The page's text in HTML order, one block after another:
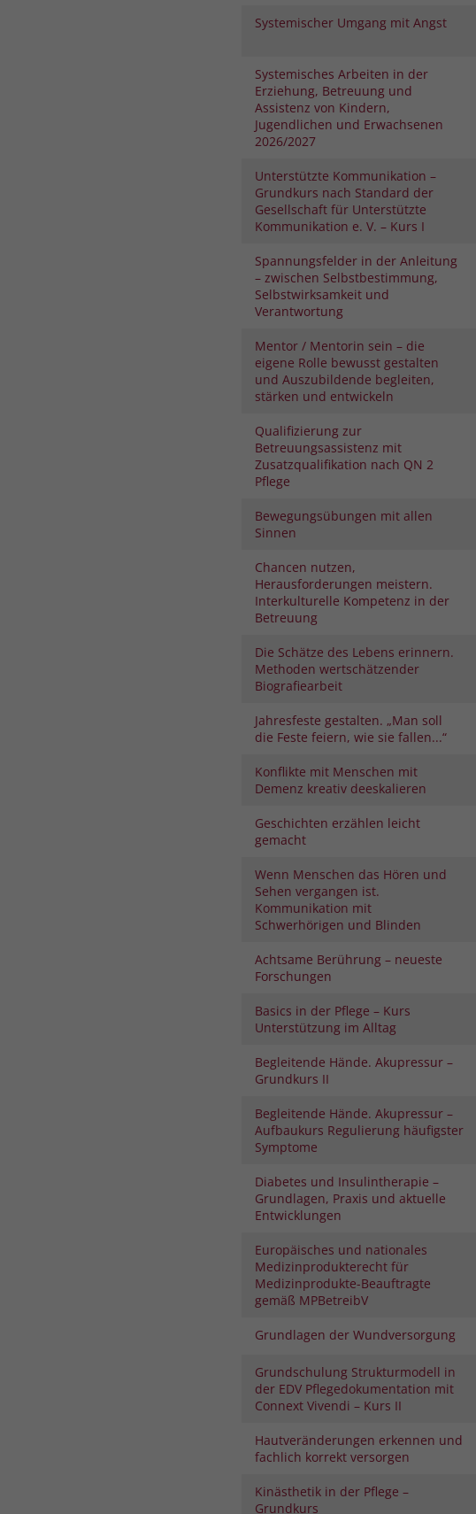
Systemischer Umgang mit Angst
Systemisches Arbeiten in der
Erziehung, Betreuung und
Assistenz von Kindern,
Jugendlichen und Erwachsenen
2026/2027
Unterstützte Kommunikation –
Grundkurs nach Standard der
Gesellschaft für Unterstützte
Kommunikation e. V. – Kurs I
Spannungsfelder in der Anleitung
– zwischen Selbstbestimmung,
Selbstwirksamkeit und
Verantwortung
Mentor / Mentorin sein – die
eigene Rolle bewusst gestalten
und Auszubildende begleiten,
stärken und entwickeln
Qualifizierung zur
Betreuungsassistenz mit
Zusatzqualifikation nach QN 2
Pflege
Bewegungsübungen mit allen
Sinnen
Chancen nutzen,
Herausforderungen meistern.
Interkulturelle Kompetenz in der
Betreuung
Die Schätze des Lebens erinnern.
Methoden wertschätzender
Biografiearbeit
Jahresfeste gestalten. „Man soll
die Feste feiern, wie sie fallen...“
Konflikte mit Menschen mit
Demenz kreativ deeskalieren
Geschichten erzählen leicht
gemacht
Wenn Menschen das Hören und
Sehen vergangen ist.
Kommunikation mit
Schwerhörigen und Blinden
Achtsame Berührung – neueste
Forschungen
Basics in der Pflege – Kurs
Unterstützung im Alltag
Begleitende Hände. Akupressur –
Grundkurs II
Begleitende Hände. Akupressur –
Aufbaukurs Regulierung häufigster
Symptome
Diabetes und Insulintherapie –
Grundlagen, Praxis und aktuelle
Entwicklungen
Europäisches und nationales
Medizinprodukterecht für
Medizinprodukte-Beauftragte
gemäß MPBetreibV
Grundlagen der Wundversorgung
Grundschulung Strukturmodell in
der EDV Pflegedokumentation mit
Connext Vivendi – Kurs II
Hautveränderungen erkennen und
fachlich korrekt versorgen
Kinästhetik in der Pflege –
Grundkurs